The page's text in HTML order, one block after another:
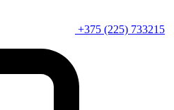
+375 (225) 733215